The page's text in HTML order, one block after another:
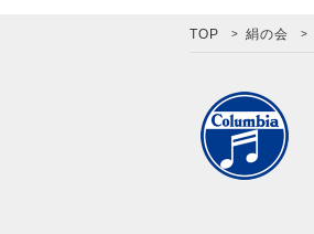
TOP 絹の会